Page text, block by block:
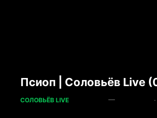
Псиоп | Соловьёв Live
СОЛОВЬЁВ LIVE — ·